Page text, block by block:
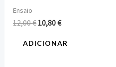
Ensaio
12,00€ 10,80€
ADICIONAR